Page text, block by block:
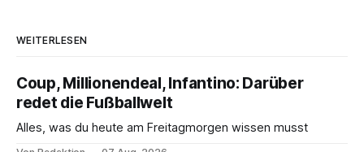
WEITERLESEN
Coup, Millionendeal, Infantino: Darüber
redet die Fußballwelt
Alles, was du heute am Freitagmorgen wissen musst